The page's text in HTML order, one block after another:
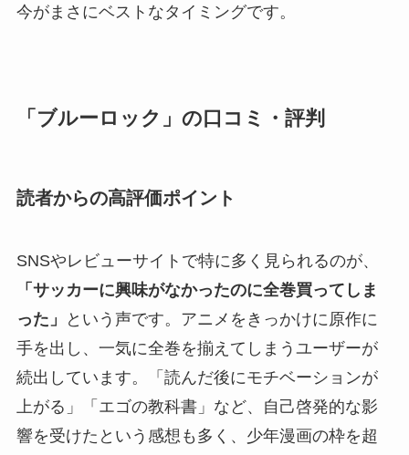
今がまさにベストなタイミングです。
「ブルーロック」の口コミ・評判
読者からの高評価ポイント
SNSやレビューサイトで特に多く見られるのが、
「サッカーに興味がなかったのに全巻買ってしま
った」
という声です。アニメをきっかけに原作に
手を出し、一気に全巻を揃えてしまうユーザーが
続出しています。「読んだ後にモチベーションが
上がる」「エゴの教科書」など、自己啓発的な影
響を受けたという感想も多く、少年漫画の枠を超